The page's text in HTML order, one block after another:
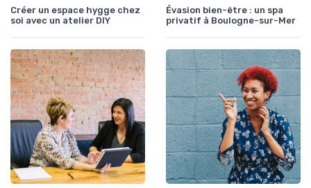
Créer un espace hygge chez
soi avec un atelier DIY
Évasion bien-être : un spa
privatif à Boulogne-sur-Mer